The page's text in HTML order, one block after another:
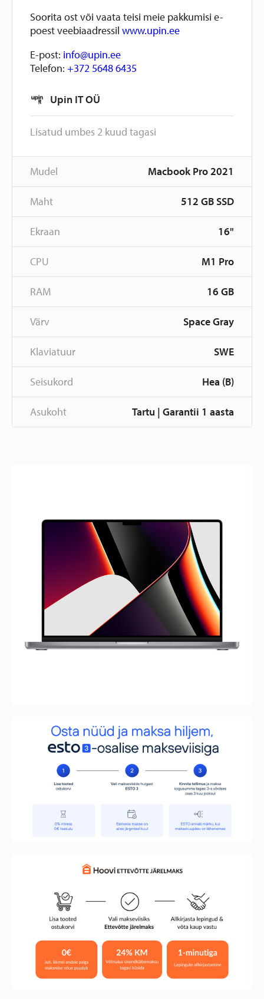
Soorita ost või vaata teisi meie pakkumisi e-
poest veebiaadressil www.upin.ee
E-post: info@upin.ee
Telefon: +372 5648 6435
Upin IT OÜ
Lisatud umbes 2 kuud tagasi
Mudel Macbook Pro 2021
Maht 512 GB SSD
Ekraan 16"
CPU M1 Pro
RAM 16 GB
Värv Space Gray
Klaviatuur SWE
Seisukord Hea (B)
Asukoht Tartu | Garantii 1 aasta